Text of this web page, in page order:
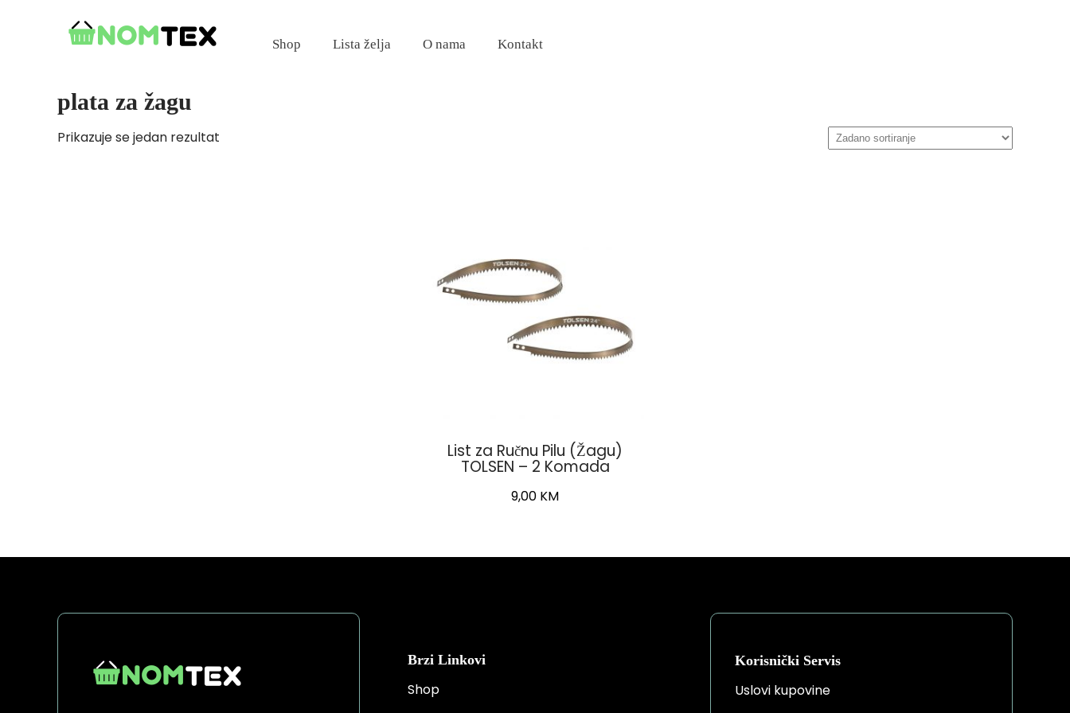
Shop Lista želja O nama Kontakt
plata za žagu
Prikazuje se jedan rezultat
List za Ručnu Pilu (Žagu)
TOLSEN – 2 Komada
9,00 KM
Brzi Linkovi
Shop
Korisnički Servis
Uslovi kupovine